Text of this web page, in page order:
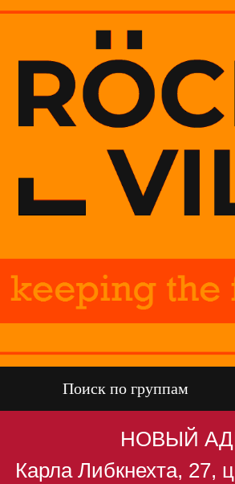
Поиск по группам
НОВЫЙ
Карла Либкнехта, 27,